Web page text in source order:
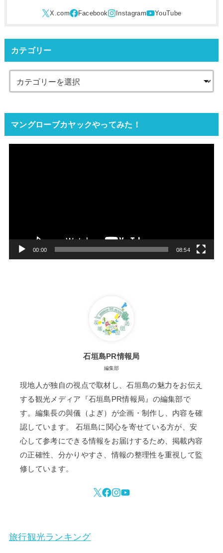
カテゴリー
マングローブカヤックやってみた！
00:00 08:54
石垣島PR情報局
編集部
現地人が独自の視点で取材し、石垣島の魅力をお伝え
する観光メディア『石垣島PR情報局』の編集部で
す。編集長の與儀（よぎ）が企画・制作し、内容を確
認しています。 石垣島に関心を寄せている方が、安
心して参考にできる情報をお届けするため、掲載内容
の正確性、分かりやすさ、情報の整理性を重視して監
修しています。
旅行観光ランキング